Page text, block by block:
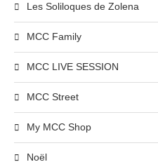
Les Soliloques de Zolena
MCC Family
MCC LIVE SESSION
MCC Street
My MCC Shop
Noël